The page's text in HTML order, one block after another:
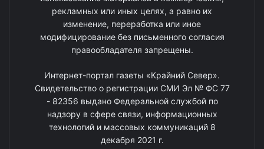
рекламных или иных целях, а равно их
изменение, переработка или иное
модифицирование без письменного согласия
правообладателя запрещены.
Интернет-портал газеты «Крайний Север».
Свидетельство о регистрации СМИ Эл № ФС 77
- 82356 выдано Федеральной службой по
надзору в сфере связи, информационных
технологий и массовых коммуникаций 8
декабря 2021 г.